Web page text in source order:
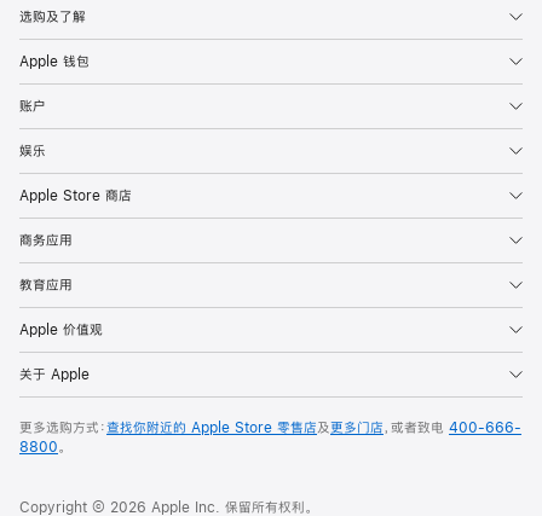
选购及了解
Apple 钱包
账户
娱乐
Apple Store 商店
商务应用
教育应用
Apple 价值观
关于 Apple
更多选购方式：查找你附近的 Apple Store 零售店及更多门店，或者致电 400-666-
8800。
Copyright © 2026 Apple Inc. 保留所有权利。